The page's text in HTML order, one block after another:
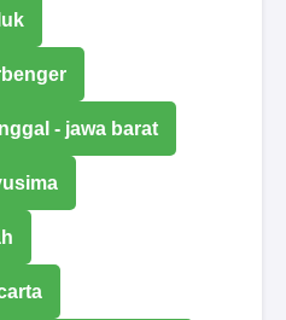
- jawa barat